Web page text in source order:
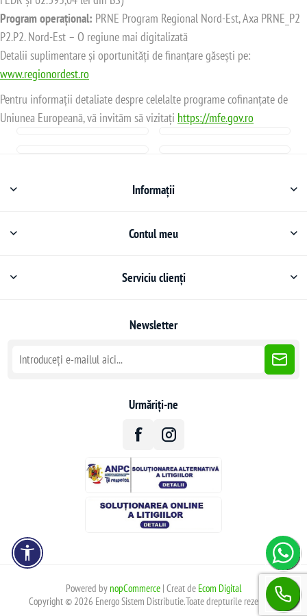
Program operațional: PRNE Program Regional Nord-Est, Axa PRNE_P2
P2.P2. Nord-Est – O regiune mai digitalizată
Detalii suplimentare și oportunități de finanțare găsești pe:
www.regionordest.ro
Pentru informații detaliate despre celelalte programe cofinanțate de
Uniunea Europeană, vă invităm să vizitați https://mfe.gov.ro
Informații
Contul meu
Serviciu clienți
Newsletter
Urmăriți-ne
Powered bynopCommerce| Creat de Ecom Digital
Copyright © 2026 Energo Sistem Distributie.Toate drepturile rezervate.